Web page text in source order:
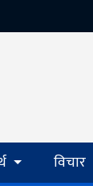
विचार